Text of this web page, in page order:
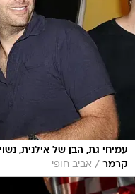
עמיחי גת, הבן של אילנית,
קרמר / אביב חופי